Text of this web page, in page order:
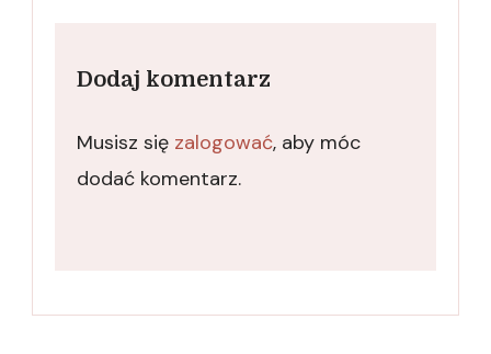
Dodaj komentarz
Musisz się zalogować, aby móc
dodać komentarz.